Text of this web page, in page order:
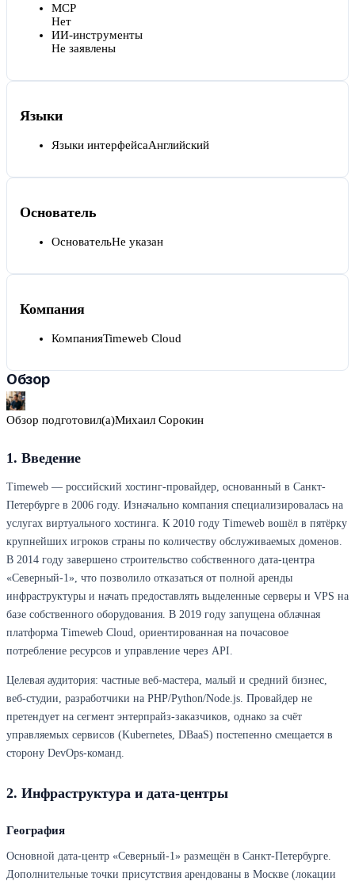
MCP
Нет
ИИ-инструменты
Не заявлены
Языки
Языки интерфейсаАнглийский
Основатель
ОсновательНе указан
Компания
КомпанияTimeweb Cloud
Обзор
Обзор подготовил(а)Михаил Сорокин
1. Введение
Timeweb — российский хостинг-провайдер, основанный в Санкт-
Петербурге в 2006 году. Изначально компания специализировалась на
услугах виртуального хостинга. К 2010 году Timeweb вошёл в пятёрку
крупнейших игроков страны по количеству обслуживаемых доменов.
В 2014 году завершено строительство собственного дата-центра
«Северный-1», что позволило отказаться от полной аренды
инфраструктуры и начать предоставлять выделенные серверы и VPS на
базе собственного оборудования. В 2019 году запущена облачная
платформа Timeweb Cloud, ориентированная на почасовое
потребление ресурсов и управление через API.
Целевая аудитория: частные веб-мастера, малый и средний бизнес,
веб-студии, разработчики на PHP/Python/Node.js. Провайдер не
претендует на сегмент энтерпрайз-заказчиков, однако за счёт
управляемых сервисов (Kubernetes, DBaaS) постепенно смещается в
сторону DevOps-команд.
2. Инфраструктура и дата-центры
География
Основной дата-центр «Северный-1» размещён в Санкт-Петербурге.
Дополнительные точки присутствия арендованы в Москве (локации